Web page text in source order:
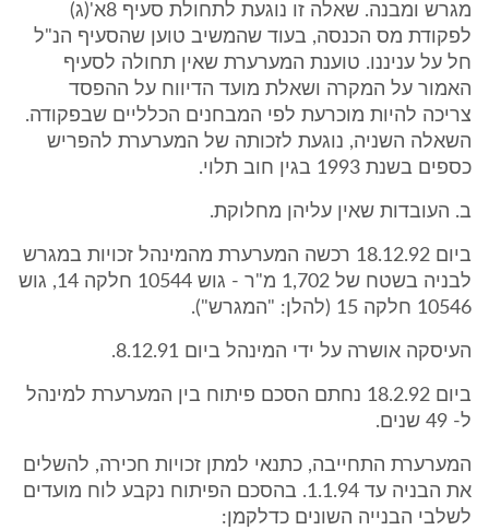
מגרש ומבנה. שאלה זו נוגעת לתחולת סעיף 8א'(ג)
לפקודת מס הכנסה, בעוד שהמשיב טוען שהסעיף הנ"ל
חל על עניננו. טוענת המערערת שאין תחולה לסעיף
האמור על המקרה ושאלת מועד הדיווח על ההפסד
צריכה להיות מוכרעת לפי המבחנים הכלליים שבפקודה.
השאלה השניה, נוגעת לזכותה של המערערת להפריש
כספים בשנת 1993 בגין חוב תלוי.
ב. העובדות שאין עליהן מחלוקת.
ביום 18.12.92 רכשה המערערת מהמינהל זכויות במגרש
לבניה בשטח של 1,702 מ"ר - גוש 10544 חלקה 14, גוש
10546 חלקה 15 (להלן: "המגרש").
העיסקה אושרה על ידי המינהל ביום 8.12.91.
ביום 18.2.92 נחתם הסכם פיתוח בין המערערת למינהל
ל- 49 שנים.
המערערת התחייבה, כתנאי למתן זכויות חכירה, להשלים
את הבניה עד 1.1.94. בהסכם הפיתוח נקבע לוח מועדים
לשלבי הבנייה השונים כדלקמן: